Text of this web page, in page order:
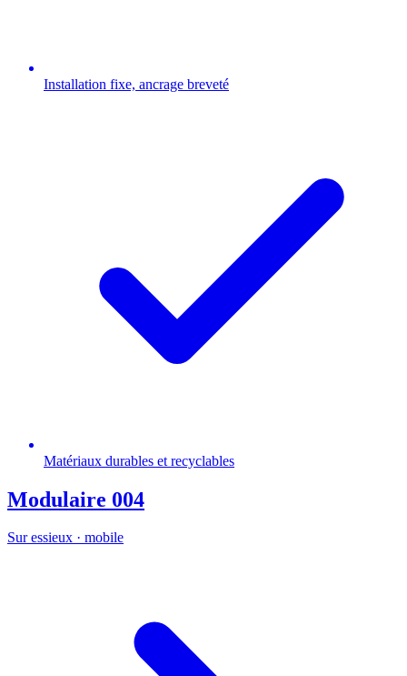
Installation fixe, ancrage breveté
Matériaux durables et recyclables
Modulaire 004
Sur essieux · mobile